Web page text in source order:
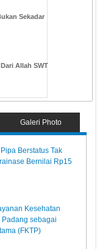
Sekadar
Allah SWT
Galeri Photo
Berstatus Tak
Bernilai Rp15
Kesehatan
sebagai
(FKTP)